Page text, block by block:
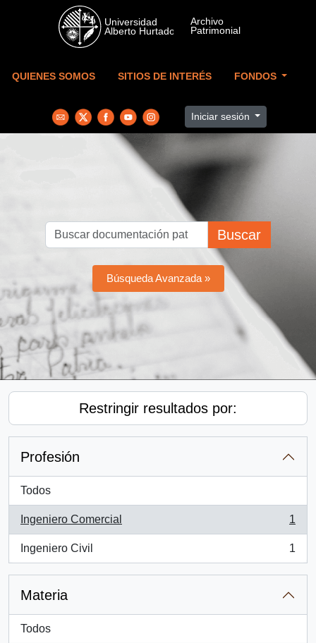
Skip to main content
QUIENES SOMOS SITIOS DE INTERÉS FONDOS
Iniciar sesión
Buscar
Búsqueda Avanzada »
Restringir resultados por:
Profesión
Todos
Ingeniero Comercial
, 1 resultados
1
Ingeniero Civil
, 1 resultados
1
Materia
Todos